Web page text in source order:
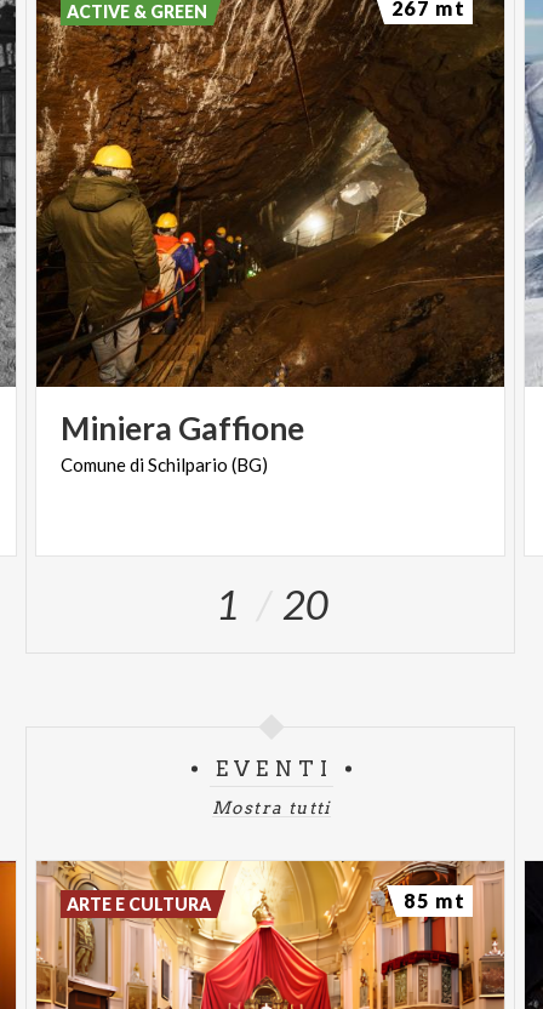
Miniera Gaffione
ComunediSchilpario (BG)
ACTIVE & GREEN 267 mt
1 20
EVENTI
Mostra tutti
ARTE E CULTURA 85 mt